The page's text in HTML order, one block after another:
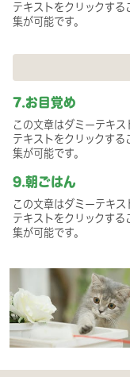
テキストをクリックする
集が可能です。
7.お目覚め
この文章はダミーテキス
テキストをクリックする
集が可能です。
9.朝ごはん
この文章はダミーテキス
テキストをクリックする
集が可能です。